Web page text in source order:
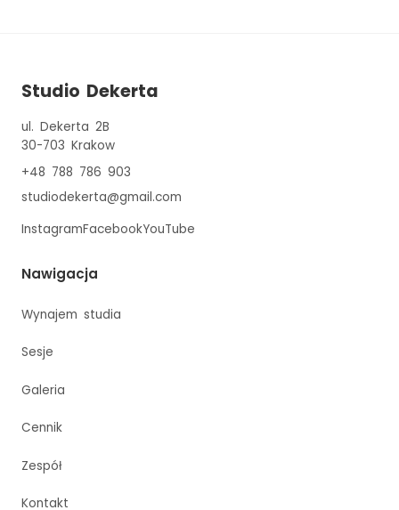
Studio Dekerta
ul. Dekerta 2B
30-703 Krakow
+48 788 786 903
studiodekerta@gmail.com
InstagramFacebookYouTube
Nawigacja
Wynajem studia
Sesje
Galeria
Cennik
Zespół
Kontakt